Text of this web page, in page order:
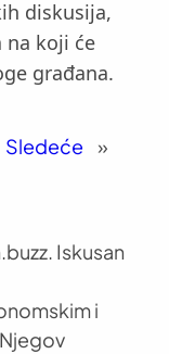
diskusija,
na koji će
građana.
Sledeće »
Iskusan
i